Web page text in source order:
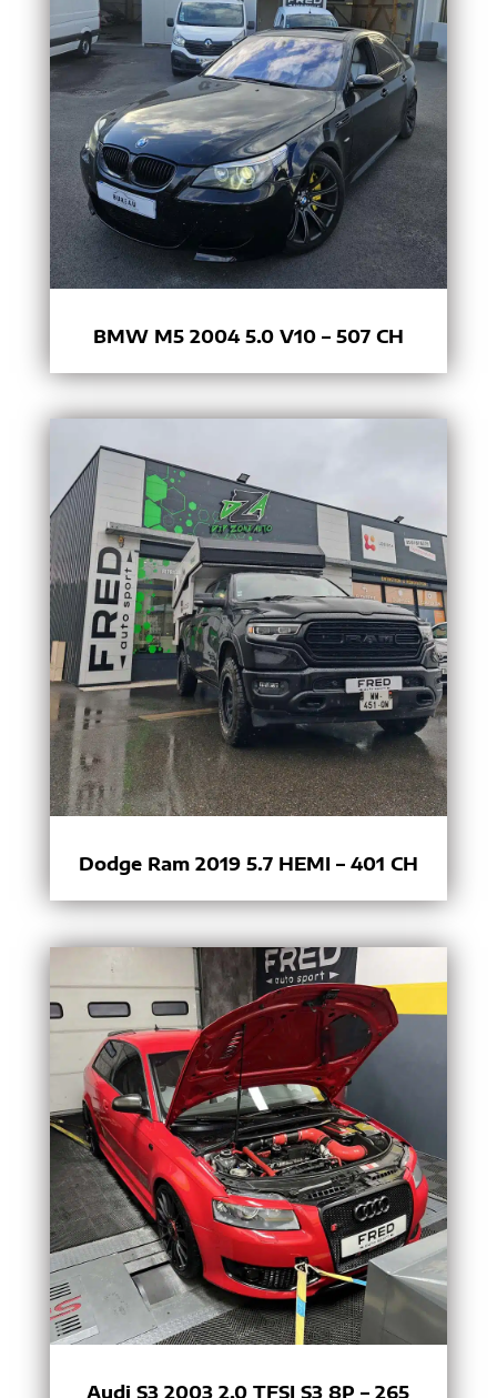
BMW M5 2004 5.0 V10 – 507 CH
Dodge Ram 2019 5.7 HEMI – 401 CH
Audi S3 2003 2.0 TFSI S3 8P – 265